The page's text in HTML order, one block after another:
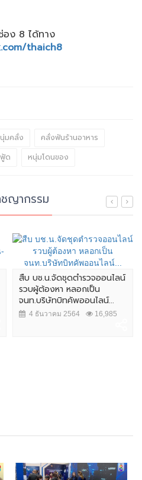
ง 8 ได้ทาง
thaich8
มคลั่ง
คลั่งฟันร้านอาหาร
ด หนุ่มโดนของ
ญากรรม
สืบ บช.น.จัดชุดตำรวจออนไลน์
รวบผู้ต้องหา หลอกเป็น
จนท.บริษัทบิทคัพออนไลน์...
4 ธันวาคม 2564 16,985